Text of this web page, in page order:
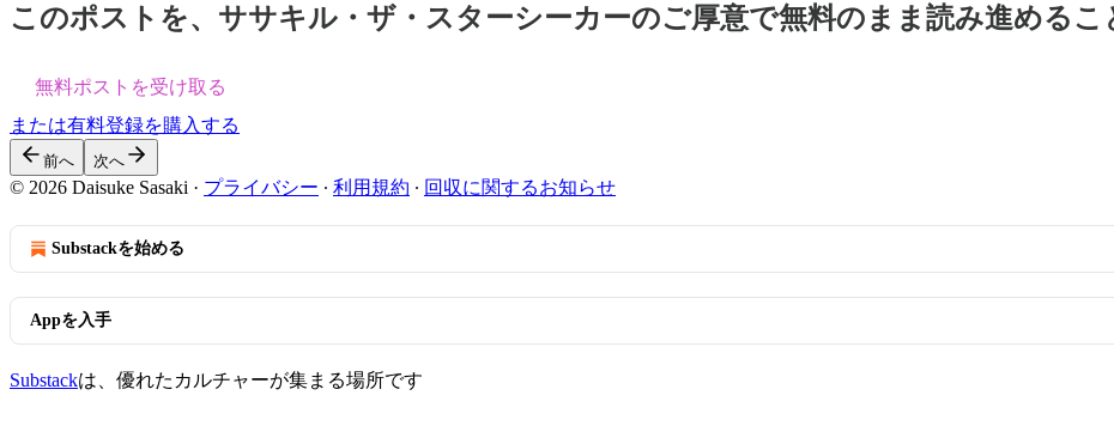
このポストを、ササキル・ザ・スターシーカーのご厚意で無料のまま読み進めるこ
無料ポストを受け取る
または有料登録を購入する
前へ 次へ
© 2026 Daisuke Sasaki · プライバシー ∙ 利用規約 ∙ 回収に関するお知らせ
Substackを始める
Appを入手
Substackは、優れたカルチャーが集まる場所です